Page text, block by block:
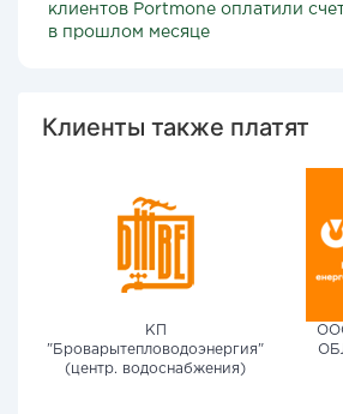
клиентов Portmone оплатили
в прошлом месяце
Клиенты также платят
КП
"Броварытепловодоэнергия"
(центр. водоснабжения)